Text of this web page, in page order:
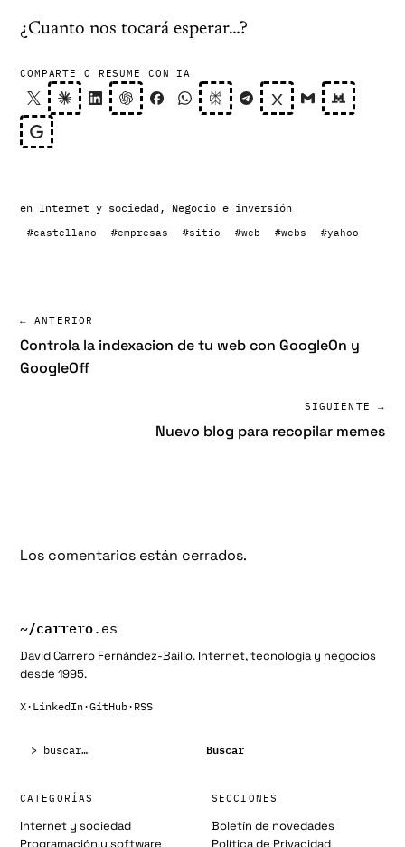
¿Cuanto nos tocará esperar…?
COMPARTE O RESUME CON IA
en Internet y sociedad , Negocio e inversión
#castellano #empresas #sitio #web #webs #yahoo
← ANTERIOR
Controla la indexacion de tu web con GoogleOn y
GoogleOff
SIGUIENTE →
Nuevo blog para recopilar memes
Los comentarios están cerrados.
~/carrero.es
David Carrero Fernández-Baillo. Internet, tecnología y negocios
desde 1995.
X· LinkedIn·GitHub· RSS
Buscar
CATEGORÍAS
Internet y sociedad
Programación y software
SECCIONES
Boletín de novedades
Política de Privacidad